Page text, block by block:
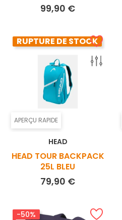
99,90 €Prix
APERÇU RAPIDE
RUPTURE DE STOCK
HEAD
HEAD TOUR BACKPACK
25L BLEU
79,90 €Prix
-50%